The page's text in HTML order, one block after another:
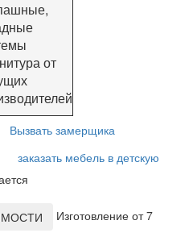
от
Вызвать замерщика
заказать мебель в детскую
Изготовление от 7